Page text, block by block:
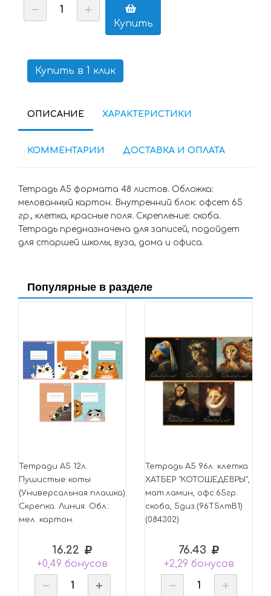
Купить
Купить в 1 клик
ОПИСАНИЕ ХАРАКТЕРИСТИКИ
КОММЕНТАРИИ ДОСТАВКА И ОПЛАТА
Тетрадь А5 формата 48 листов. Обложка:
мелованный картон. Внутренний блок: офсет 65
гр., клетка, красные поля. Скрепление: скоба.
Тетрадь предназначена для записей, подойдет
для старшей школы, вуза, дома и офиса.
Популярные в разделе
Тетради А5 12л.
Пушистые коты
(Универсальная плашка)
Скрепка. Линия. Обл.:
мел. картон.
16.22
+0,49 бонусов
Тетрадь А5 96л. клетка
ХАТБЕР "КОТОШЕДЕВРЫ",
мат.ламин, офс.65гр.
скоба, 5диз.(96Т5лтВ1)
(084302)
76.43
+2,29 бонусов